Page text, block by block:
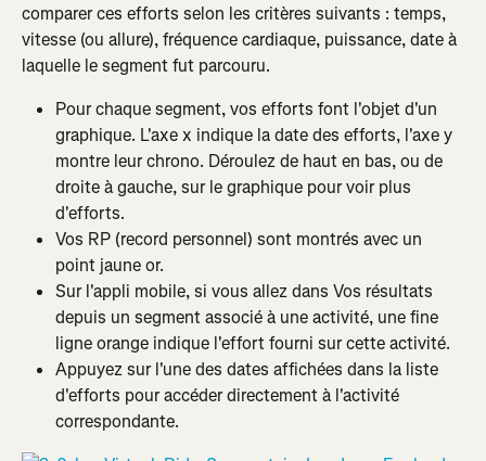
comparer ces efforts selon les critères suivants : temps,
vitesse (ou allure), fréquence cardiaque, puissance, date à
laquelle le segment fut parcouru.
Pour chaque segment, vos efforts font l'objet d'un
graphique. L'axe x indique la date des efforts, l'axe y
montre leur chrono. Déroulez de haut en bas, ou de
droite à gauche, sur le graphique pour voir plus
d'efforts.
Vos RP (record personnel) sont montrés avec un
point jaune or.
Sur l'appli mobile, si vous allez dans Vos résultats
depuis un segment associé à une activité, une fine
ligne orange indique l'effort fourni sur cette activité.
Appuyez sur l'une des dates affichées dans la liste
d'efforts pour accéder directement à l'activité
correspondante.